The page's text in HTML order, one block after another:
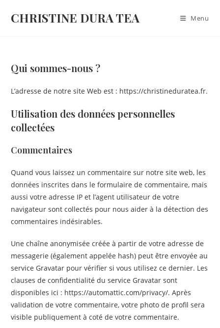
CHRISTINE DURA TEA Menu
Qui sommes-nous ?
L’adresse de notre site Web est : https://christineduratea.fr.
Utilisation des données personnelles
collectées
Commentaires
Quand vous laissez un commentaire sur notre site web, les
données inscrites dans le formulaire de commentaire, mais
aussi votre adresse IP et l’agent utilisateur de votre
navigateur sont collectés pour nous aider à la détection des
commentaires indésirables.
Une chaîne anonymisée créée à partir de votre adresse de
messagerie (également appelée hash) peut être envoyée au
service Gravatar pour vérifier si vous utilisez ce dernier. Les
clauses de confidentialité du service Gravatar sont
disponibles ici : https://automattic.com/privacy/. Après
validation de votre commentaire, votre photo de profil sera
visible publiquement à coté de votre commentaire.